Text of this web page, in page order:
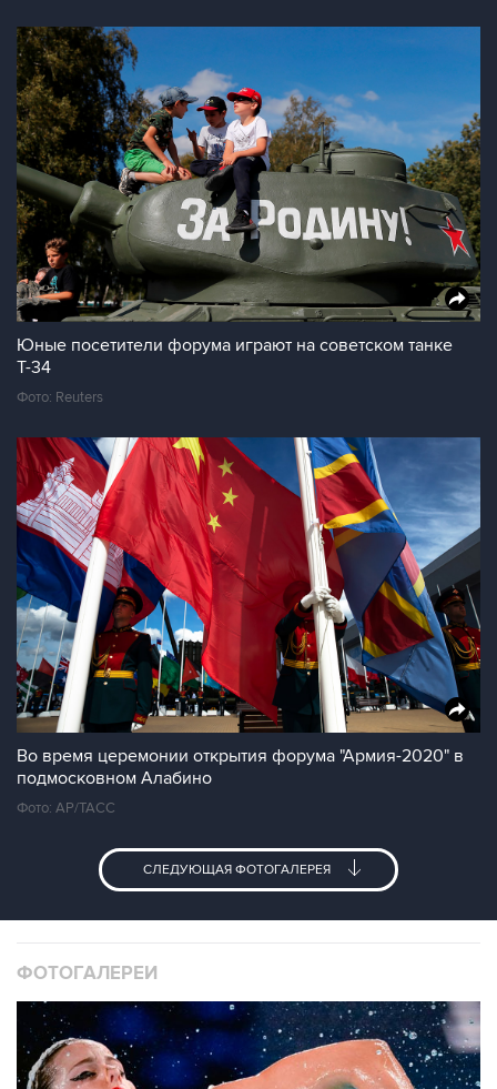
Юные посетители форума играют на советском танке
Т-34
Фото: Reuters
Во время церемонии открытия форума "Армия-2020" в
подмосковном Алабино
Фото: AP/TAСС
СЛЕДУЮЩАЯ ФОТОГАЛЕРЕЯ
ФОТОГАЛЕРЕИ